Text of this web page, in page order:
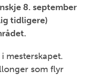
8. september
tidligere)
mesterskapet.
som flyr